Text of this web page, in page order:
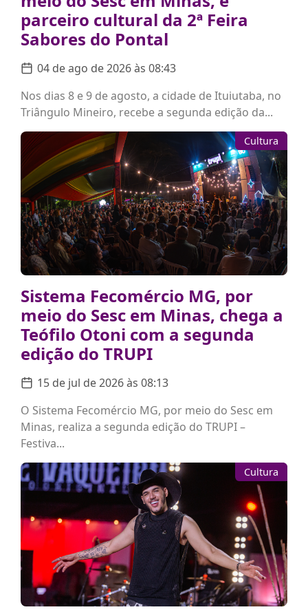
parceiro cultural da 2ª Feira
Sabores do Pontal
04 de ago de 2026 às 08:43
Nos dias 8 e 9 de agosto, a cidade de Ituiutaba, no
Triângulo Mineiro, recebe a segunda edição da...
Cultura
Sistema Fecomércio MG, por
meio do Sesc em Minas, chega a
Teófilo Otoni com a segunda
edição do TRUPI
15 de jul de 2026 às 08:13
O Sistema Fecomércio MG, por meio do Sesc em
Minas, realiza a segunda edição do TRUPI –
Festiva...
Cultura